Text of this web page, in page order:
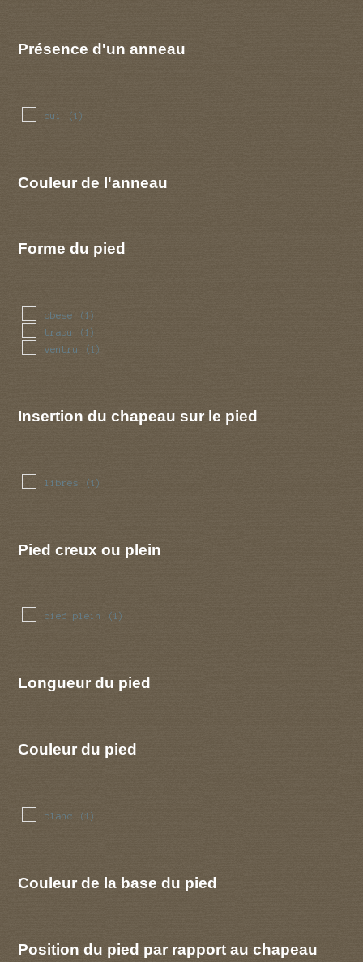
Présence d'un anneau
oui (1)
Couleur de l'anneau
Forme du pied
obese (1)
trapu (1)
ventru (1)
Insertion du chapeau sur le pied
libres (1)
Pied creux ou plein
pied plein (1)
Longueur du pied
Couleur du pied
blanc (1)
Couleur de la base du pied
Position du pied par rapport au chapeau